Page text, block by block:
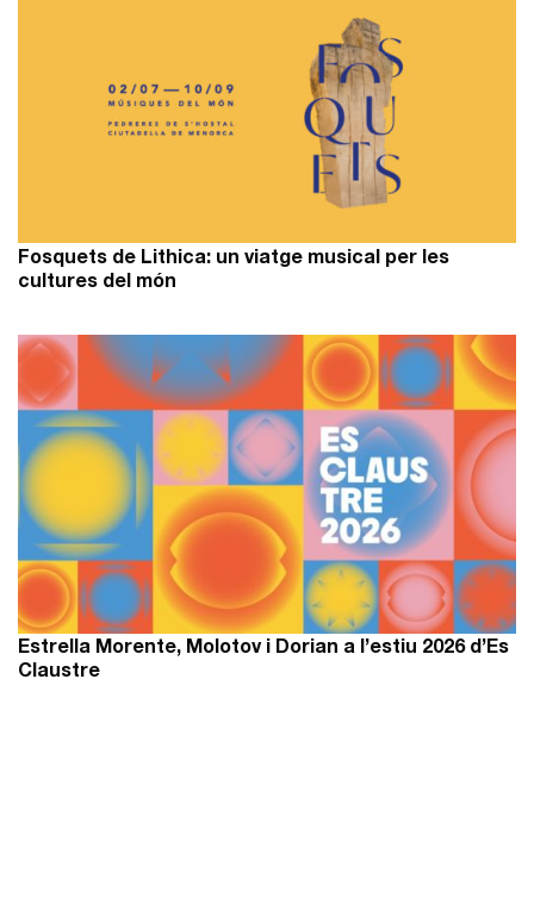
Fosquets de Lithica: un viatge musical per les
cultures del món
Estrella Morente, Molotov i Dorian a l’estiu 2026 d’Es
Claustre